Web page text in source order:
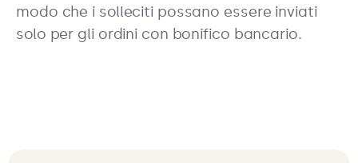
modo che i solleciti possano essere inviati
solo per gli ordini con bonifico bancario.